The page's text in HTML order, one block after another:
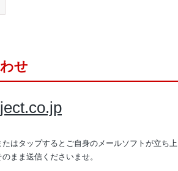
せ
はタップするとご自身のメールソフトが立ち上
まま送信くださいませ。